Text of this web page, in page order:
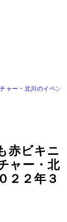
ー・北川のイベン
赤ビキニ
ャー・北
２２年３